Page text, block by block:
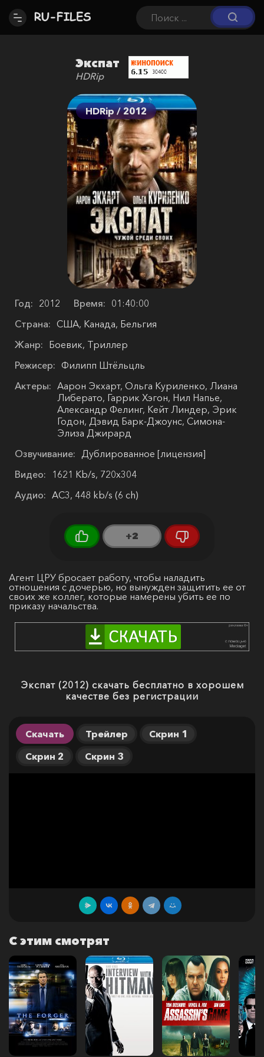
Экспат
HDRip
HDRip / 2012
Год: 2012 Время: 01:40:00
Страна: США, Канада, Бельгия
Жанр: Боевик, Триллер
Режисер: Филипп Штёльцль
Актеры: Аарон Экхарт, Ольга Куриленко, Лиана
Либерато, Гаррик Хэгон, Нил Напье,
Александр Фелинг, Кейт Линдер, Эрик
Годон, Дэвид Барк-Джоунс, Симона-
Элиза Джирард
Озвучивание: Дублированное [лицензия]
Видео:
1621 Kb/s, 720x304
Аудио: AC3, 448 kb/s (6 ch)
+2
Агент ЦРУ бросает работу, чтобы наладить
отношения с дочерью, но вынужден защитить ее от
своих же коллег, которые намерены убить ее по
приказу начальства.
Экспат (2012) скачать бесплатно в хорошем
качестве без регистрации
Скачать Трейлер
Скрин 1
Скрин 2
Скрин 3
С этим смотрят